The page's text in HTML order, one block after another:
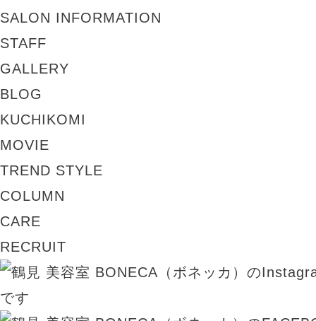
SALON INFORMATION
STAFF
GALLERY
BLOG
KUCHIKOMI
MOVIE
TREND STYLE
COLUMN
CARE
RECRUIT